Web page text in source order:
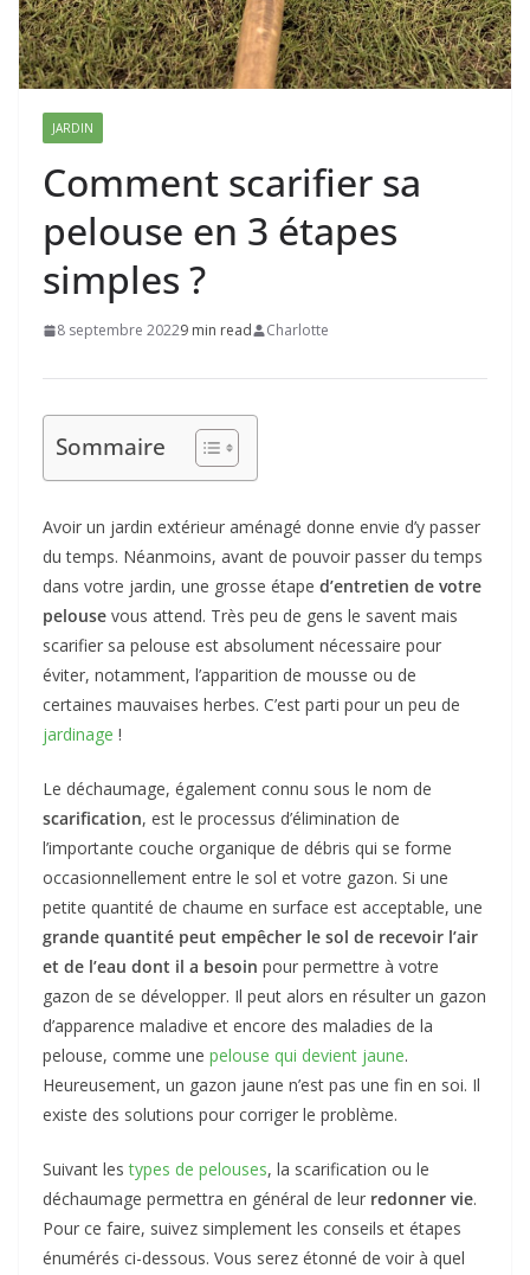
JARDIN
Comment scarifier sa
pelouse en 3 étapes
simples ?
8 septembre 20229 min read Charlotte
Sommaire
Avoir un jardin extérieur aménagé donne envie d’y passer
du temps. Néanmoins, avant de pouvoir passer du temps
dans votre jardin, une grosse étape d’entretien de votre
pelouse vous attend. Très peu de gens le savent mais
scarifier sa pelouse est absolument nécessaire pour
éviter, notamment, l’apparition de mousse ou de
certaines mauvaises herbes. C’est parti pour un peu de
jardinage !
Le déchaumage, également connu sous le nom de
scarification, est le processus d’élimination de
l’importante couche organique de débris qui se forme
occasionnellement entre le sol et votre gazon. Si une
petite quantité de chaume en surface est acceptable, une
grande quantité peut empêcher le sol de recevoir l’air
et de l’eau dont il a besoin pour permettre à votre
gazon de se développer. Il peut alors en résulter un gazon
d’apparence maladive et encore des maladies de la
pelouse, comme une pelouse qui devient jaune.
Heureusement, un gazon jaune n’est pas une fin en soi. Il
existe des solutions pour corriger le problème.
Suivant lestypes de pelouses, la scarification ou le
déchaumage permettra en général de leur redonner vie.
Pour ce faire, suivez simplement les conseils et étapes
énumérés ci-dessous. Vous serez étonné de voir à quel